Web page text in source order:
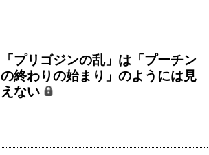
「プリゴジンの乱」は「プーチン
の終わりの始まり」のようには見
えない